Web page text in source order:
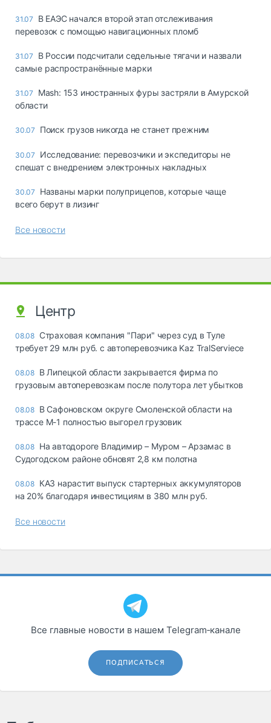
31.07
В ЕАЭС начался второй этап отслеживания
перевозок с помощью навигационных пломб
31.07
В России подсчитали седельные тягачи и назвали
самые распространённые марки
31.07
Mash: 153 иностранных фуры застряли в Амурской
области
30.07 Поиск грузов никогда не станет прежним
30.07
Исследование: перевозчики и экспедиторы не
спешат с внедрением электронных накладных
30.07
Названы марки полуприцепов, которые чаще
всего берут в лизинг
Все новости
Центр
08.08 Страховая компания "Пари" через суд в Туле
требует 29 млн руб. с автоперевозчика Kaz TralServiece
08.08 В Липецкой области закрывается фирма по
грузовым автоперевозкам после полутора лет убытков
08.08 В Сафоновском округе Смоленской области на
трассе М-1 полностью выгорел грузовик
08.08 На автодороге Владимир – Муром – Арзамас в
Судогодском районе обновят 2,8 км полотна
08.08 КАЗ нарастит выпуск стартерных аккумуляторов
на 20% благодаря инвестициям в 380 млн руб.
Все новости
Все главные новости в нашем Telegram‑канале
ПОДПИСАТЬСЯ